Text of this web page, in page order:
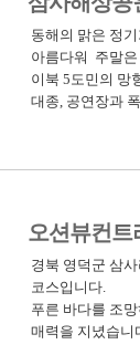
동해의 맑은 정
아름다워 주말
이북 5도민의 망
대종, 공연장과
오션뷰컨트
경북 영덕군 삼
코스입니다.
푸른 바다를 조
매력을 지녔습니